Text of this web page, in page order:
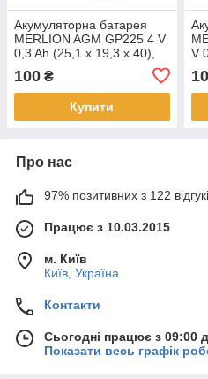
Акумуляторна батарея
MERLION AGM GP225 4 V
0,3 Ah (25,1 x 19,3 x 40),
0,035kg клеми під паяння,
Q700
100 ₴
Купити
V
Про нас
97% позитивних з 122
Працює з 10.03.2015
м. Київ
Київ, Україна
Контакти
Сьогодні працює з 09:00
Показати весь графік